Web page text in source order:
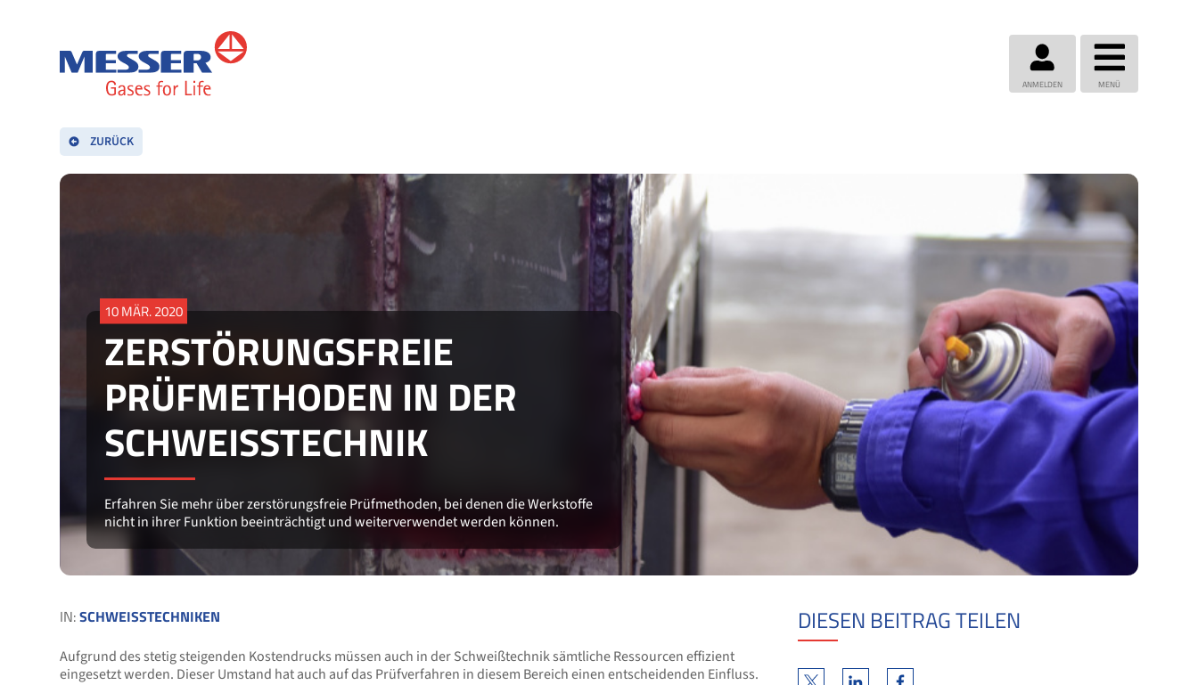
ANMELDEN MENÜ
ZURÜCK
10 MÄR. 2020
ZERSTÖRUNGSFREIE
PRÜFMETHODEN IN DER
SCHWEISSTECHNIK
Erfahren Sie mehr über zerstörungsfreie Prüfmethoden, bei denen die Werkstoffe
nicht in ihrer Funktion beeinträchtigt und weiterverwendet werden können.
IN:SCHWEISSTECHNIKEN
Aufgrund des stetig steigenden Kostendrucks müssen auch in der Schweißtechnik sämtliche Ressourcen effizient
eingesetzt werden. Dieser Umstand hat auch auf das Prüfverfahren in diesem Bereich einen entscheidenden Einfluss.
DIESEN BEITRAG TEILEN